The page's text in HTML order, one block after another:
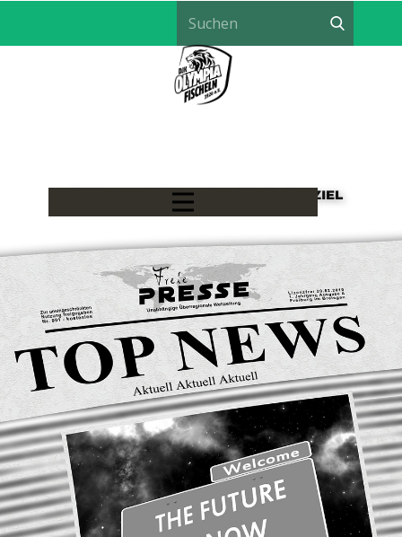
LÖWEN HANDBALL - EIN TEAM, EIN ZIEL